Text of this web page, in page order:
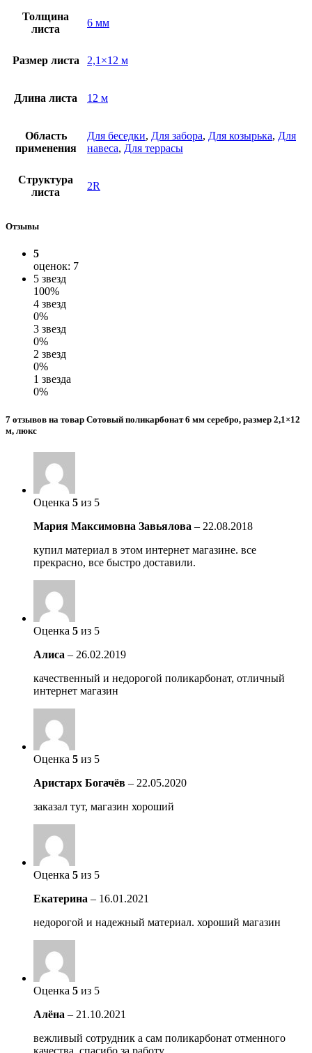
Толщина
листа
6 мм
Размер листа 2,1×12 м
Длина листа 12 м
Область
применения
Для беседки, Для забора, Для козырька, Для
навеса, Для террасы
Структура
листа
2R
Отзывы
5
оценок: 7
5 звезд
100%
4 звезд
0%
3 звезд
0%
2 звезд
0%
1 звезда
0%
7 отзывов на товар Сотовый поликарбонат 6 мм серебро, размер 2,1×12
м, люкс
Оценка 5 из 5
Мария Максимовна Завьялова – 22.08.2018
купил материал в этом интернет магазине. все
прекрасно, все быстро доставили.
Оценка 5 из 5
Алиса – 26.02.2019
качественный и недорогой поликарбонат, отличный
интернет магазин
Оценка 5 из 5
Аристарх Богачёв – 22.05.2020
заказал тут, магазин хороший
Оценка 5 из 5
Екатерина – 16.01.2021
недорогой и надежный материал. хороший магазин
Оценка 5 из 5
Алёна – 21.10.2021
вежливый сотрудник а сам поликарбонат отменного
качества. спасибо за работу